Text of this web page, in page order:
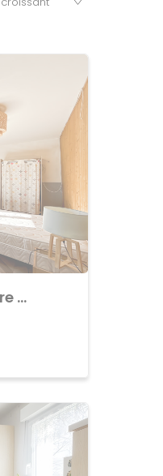
Achat Appartement centre ville